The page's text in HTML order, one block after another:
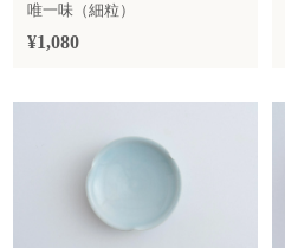
唯一味（細粒）
¥1,080